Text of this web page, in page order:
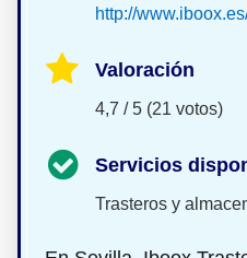
http://
Valoración
4,7 / 5 (21 votos)
Servicios
Trasteros y